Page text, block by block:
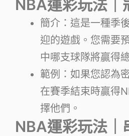
NBA運彩玩法｜
簡介：這是一種季
迎的遊戲。您需要
中哪支球隊將贏得
範例：如果您認為
在賽季結束時贏得
擇他們。
NBA運彩玩法｜